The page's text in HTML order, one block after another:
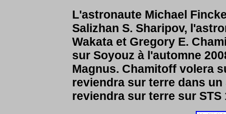
L'astronaute Michael
Salizhan S. Sharipov,
Wakata et Gregory E.
sur Soyouz à l'automne
Magnus. Chamitoff volera
reviendra sur terre dans
reviendra sur terre sur STS